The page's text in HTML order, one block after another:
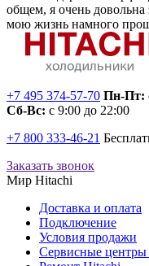
общем, я очень довольна
мою жизнь намного
+7 495 374-57-70 Пн-Пт:
Сб-Вс: с 9:00 до 22:00
+7 800 333-46-21
Заказать звонок
Мир Hitachi
Доставка и оплата
Подключение
Условия продажи
Сервисные центры